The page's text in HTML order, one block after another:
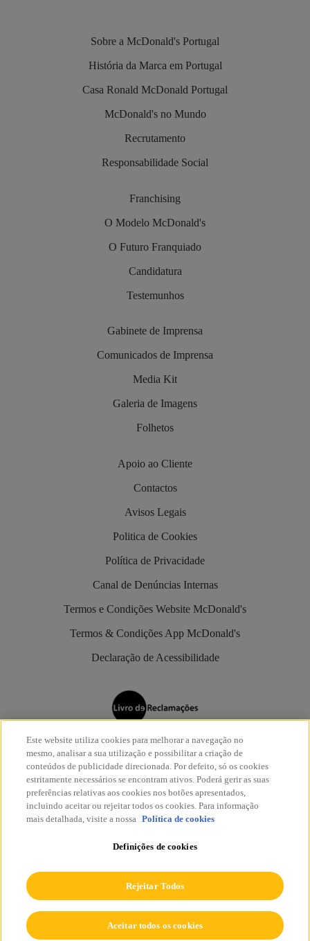
Sobre a McDonald's Portugal
História da Marca em Portugal
Casa Ronald McDonald Portugal
McDonald's no Mundo
Recrutamento
Responsabilidade Social
Franchising
O Modelo McDonald's
O Futuro Franquiado
Candidatura
Testemunhos
Gabinete de Imprensa
Comunicados de Imprensa
Media Kit
Galeria de Imagens
Folhetos
Apoio ao Cliente
Contactos
Avisos Legais
Politica de Cookies
Política de Privacidade
Canal de Denúncias Internas
Termos e Condições Website McDonald's
Termos & Condições App McDonald's
Declaração de Acessibilidade
Os restaurantes McDonald’s são aderentes doLivro de
Reclamações Eletrónico.
© McDonald's 2026
Este website utiliza cookies para melhorar a navegação no
mesmo, analisar a sua utilização e possibilitar a criação de
conteúdos de publicidade direcionada. Por defeito, só os cookies
estritamente necessários se encontram ativos. Poderá gerir as suas
preferências relativas aos cookies nos botões apresentados,
incluindo aceitar ou rejeitar todos os cookies. Para informação
mais detalhada, visite a nossa Política de cookies
Definições de cookies
Rejeitar Todos
Aceitar todos os cookies